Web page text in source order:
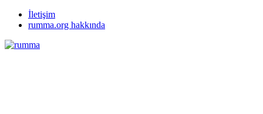
İletişim
rumma.org hakkında